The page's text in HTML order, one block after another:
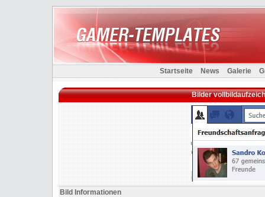
Startseite News Galerie
Bilder
Bild Informationen